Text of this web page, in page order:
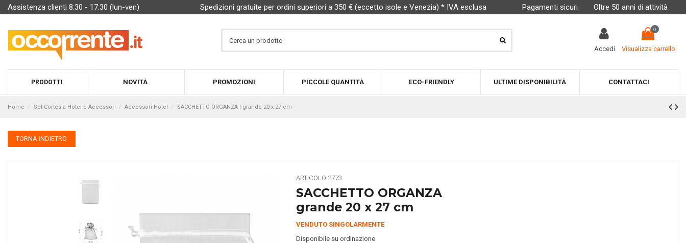
Assistenza clienti 8:30 - 17:30 (lun-ven) Spedizioni gratuite per ordini superiori a 350 € (eccetto isole e Venezia) * IVA esclusa Pagamenti sicuri Oltre 50 anni di attività
Accedi
0
Visualizza carrello
PRODOTTI NOVITÀ PROMOZIONI PICCOLE QUANTITÀ ECO-FRIENDLY ULTIME DISPONIBILITÀ CONTATTACI
Home Set Cortesia Hotel e Accessori Accessori Hotel SACCHETTO ORGANZA | grande 20 x 27 cm
TORNA INDIETRO
ARTICOLO 2773
SACCHETTO ORGANZA
grande 20 x 27 cm
VENDUTO SINGOLARMENTE
Disponibile su ordinazione